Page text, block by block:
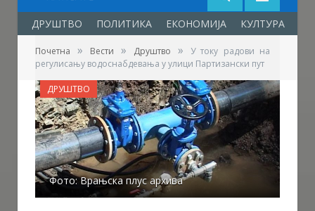
ДРУШТВО ПОЛИТИКА ЕКОНОМИЈА КУЛТУРА
Почетна » Вести » Друштво »
У току радови на
регулисању водоснабдевања у улици Партизански пут
Фото: Врањска плус архива
ДРУШТВО